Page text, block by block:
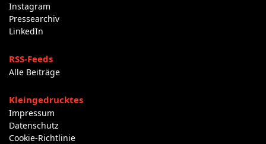
Instagram
Pressearchiv
LinkedIn
RSS-Feeds
Alle Beiträge
Kleingedrucktes
Impressum
Datenschutz
Cookie-Richtlinie